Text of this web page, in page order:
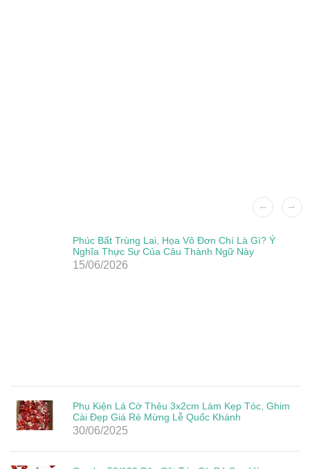
Phúc Bất Trùng Lai, Họa Vô Đơn Chí Là Gì? Ý
Nghĩa Thực Sự Của Câu Thành Ngữ Này
15/06/2026
Phụ Kiện Lá Cờ Thêu 3x2cm Làm Kẹp Tóc, Ghim
Cài Đẹp Giá Rẻ Mừng Lễ Quốc Khánh
30/06/2025